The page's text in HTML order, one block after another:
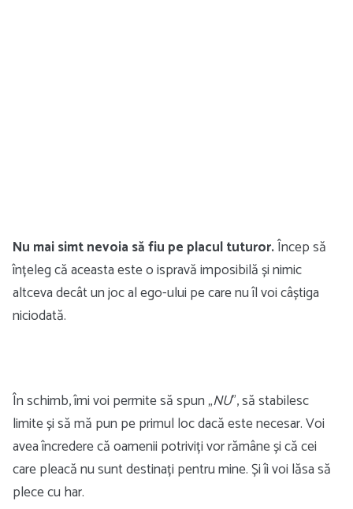
Nu mai simt nevoia să fiu pe placul tuturor.Încep să
înțeleg că aceasta este o ispravă imposibilă și nimic
altceva decât un joc al ego-ului pe care nu îl voi câștiga
niciodată.
În schimb, îmi voi permite să spun „NU”, să stabilesc
limite și să mă pun pe primul loc dacă este necesar. Voi
avea încredere că oamenii potriviți vor rămâne și că cei
care pleacă nu sunt destinați pentru mine. Și îi voi lăsa să
plece cu har.